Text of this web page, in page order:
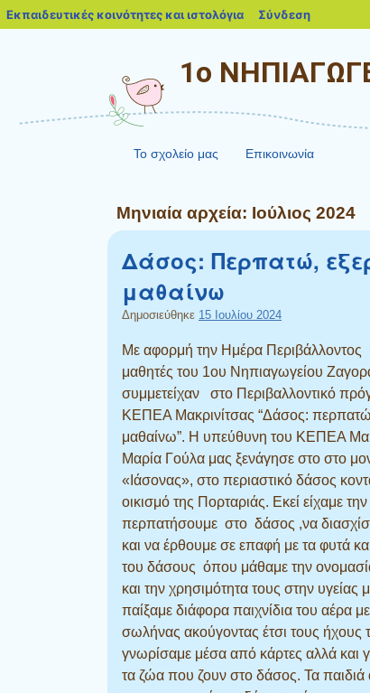
1ο
Το σχολείο μας Επικοινωνία
Μηνιαία αρχεία: Ιούλιος 2024
Δάσος: Περπατώ,
μαθαίνω
Δημοσιεύθηκε 15 Ιουλίου 2024
Με αφορμή την Ημέρα Περιβάλλοντος
μαθητές του 1ου Νηπιαγωγείου
συμμετείχαν στο Περιβαλλοντικό
ΚΕΠΕΑ Μακρινίτσας “Δάσος:
μαθαίνω”. Η υπεύθυνη του ΚΕΠΕΑ
Μαρία Γούλα μας ξενάγησε στο στο
«Ιάσονας», στο περιαστικό δάσος
οικισμό της Πορταριάς. Εκεί είχαμε
περπατήσουμε στο δάσος ,να
και να έρθουμε σε επαφή με τα φυτά
του δάσους όπου μάθαμε την
και την χρησιμότητα τους στην υγείας
παίξαμε διάφορα παιχνίδια του αέρα με
σωλήνας ακούγοντας έτσι τους ήχους
γνωρίσαμε μέσα από κάρτες αλλά και
τα ζώα που ζουν στο δάσος. Τα παιδιά
Εκπαιδευτικές κοινότητες και ιστολόγια blogs.sch.gr
Σύνδεση